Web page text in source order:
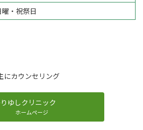
曜・祝祭日
カウンセリング
ゆしクリニック
ホームページ